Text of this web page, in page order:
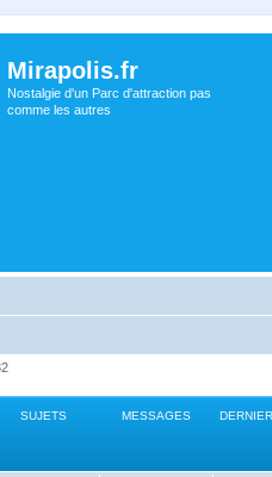
Mirapolis.fr
Nostalgie d'un Parc d'attraction pas
comme les autres
SUJETS MESSAGES